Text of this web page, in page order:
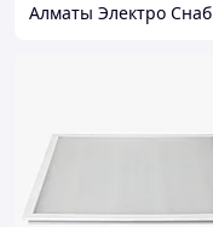
Алматы Электро Снаб